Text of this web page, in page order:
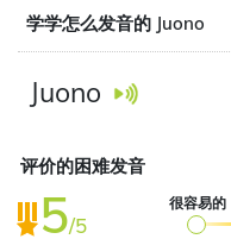
学学怎么发音的 Juono
Juono
评价的困难发音
5/5
很容易的